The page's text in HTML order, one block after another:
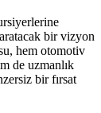
bir vizyon
hem otomotiv
de uzmanlık
bir fırsat